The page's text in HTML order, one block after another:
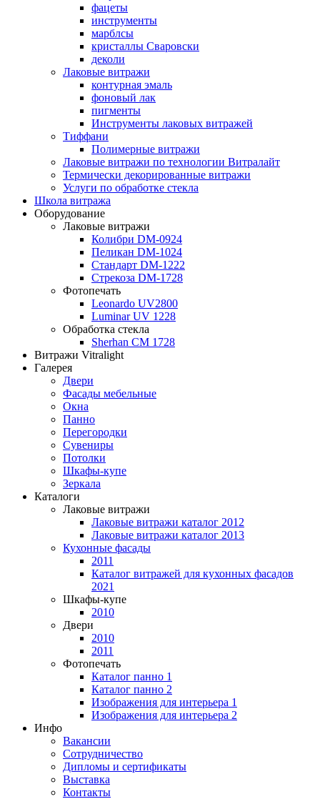
фацеты
инструменты
марблсы
кристаллы Сваровски
деколи
Лаковые витражи
контурная эмаль
фоновый лак
пигменты
Инструменты лаковых витражей
Тиффани
Полимерные витражи
Лаковые витражи по технологии Витралайт
Термически декорированные витражи
Услуги по обработке стекла
Школа витража
Оборудование
Лаковые витражи
Колибри DM-0924
Пеликан DM-1024
Стандарт DM-1222
Стрекоза DM-1728
Фотопечать
Leonardo UV2800
Luminar UV 1228
Обработка стекла
Sherhan CM 1728
Витражи Vitralight
Галерея
Двери
Фасады мебельные
Окна
Панно
Перегородки
Сувениры
Потолки
Шкафы-купе
Зеркала
Каталоги
Лаковые витражи
Лаковые витражи каталог 2012
Лаковые витражи каталог 2013
Кухонные фасады
2011
Каталог витражей для кухонных фасадов
2021
Шкафы-купе
2010
Двери
2010
2011
Фотопечать
Каталог панно 1
Каталог панно 2
Изображения для интерьера 1
Изображения для интерьера 2
Инфо
Вакансии
Сотрудничество
Дипломы и сертификаты
Выставка
Контакты